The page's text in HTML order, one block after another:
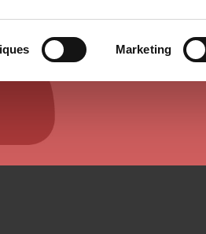
Marketing